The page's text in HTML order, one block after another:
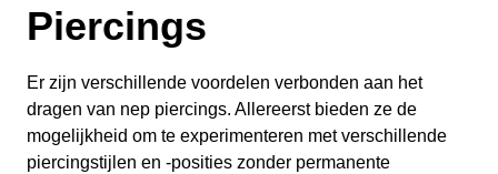
Piercings
Er zijn verschillende voordelen verbonden aan het
dragen van nep piercings. Allereerst bieden ze de
mogelijkheid om te experimenteren met verschillende
piercingstijlen en -posities zonder permanente